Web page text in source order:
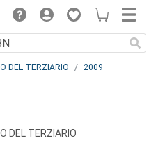
DEL TERZIARIO
2009
DEL TERZIARIO